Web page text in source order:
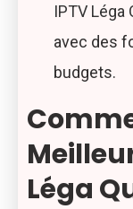
IPTV Léga
avec des
budgets.
Léga